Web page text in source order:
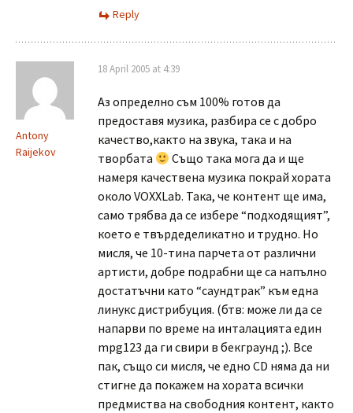
Reply
Antony
Raijekov
18 April 2005 at 4:39
Аз определно съм 100% готов да
предоставя музика, разбира се с добро
качество,както на звука, така и на
творбата
Също така мога да и ще
намеря качествена музика покрай хората
около VOXXLab. Така, че контент ще има,
само трябва да се избере “подходящият”,
което е твърдеделикатно и трудно. Но
мисля, че 10-тина парчета от различни
артисти, добре подрабни ще са напълно
достатъчни като “саундтрак” към една
линукс дистрибуция. (бтв: може ли да се
напарви по време на инталацията един
mpg123 да ги свири в бекграунд ;). Все
пак, също си мисля, че едно CD няма да ни
стигне да покажем на хората всички
предмиства на свободния контент, както